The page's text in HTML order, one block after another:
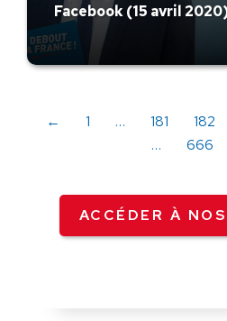
Facebook (15 avril
← 1 … 181 182
…
666
ACCÉDER À